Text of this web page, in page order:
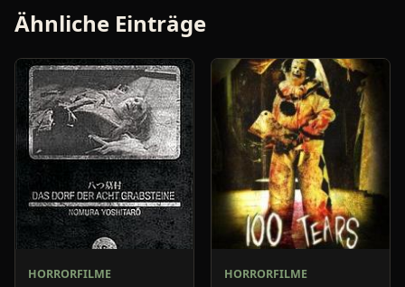
Ähnliche Einträge
HORRORFILME HORRORFILME